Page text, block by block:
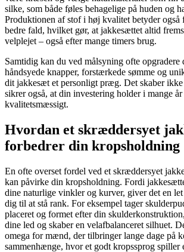
silke, som både føles behagelige på huden og
Produktionen af stof i høj kvalitet betyder
bedre fald, hvilket gør, at jakkesættet altid
velplejet – også efter mange timers brug.
Samtidig kan du ved målsyning ofte opgradere
håndsyede knapper, forstærkede sømme og
dit jakkesæt et personligt præg. Det skaber ikke
sikrer også, at din investering holder i mange
kvalitetsmæssigt.
Hvordan et skræddersyet
forbedrer din kropsholdning
En ofte overset fordel ved et skræddersyet
kan påvirke din kropsholdning. Fordi
dine naturlige vinkler og kurver, giver det en
dig til at stå rank. For eksempel tager
placeret og formet efter din
dine led og skaber en velafbalanceret silhuet.
omega for mænd, der tilbringer lange dage på
sammenhænge, hvor et godt kropssprog spiller